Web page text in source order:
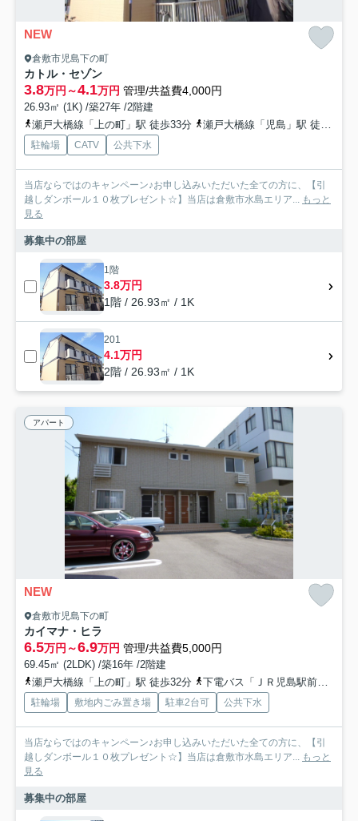
NEW
倉敷市児島下の町
カトル・セゾン
3.8万円～4.1万円 管理/共益費4,000円
26.93㎡ (1K) /築27年 /2階建
瀬戸大橋線「上の町」駅 徒歩33分
瀬戸大橋線「児島」駅 徒歩36分
駐輪場 CATV 公共下水
当店ならではのキャンペーン♪お申し込みいただいた全ての方に、【引
越しダンボール１０枚プレゼント☆】当店は倉敷市水島エリア... もっと
見る
募集中の部屋
1階
3.8万円
1階 / 26.93㎡ / 1K
201
4.1万円
2階 / 26.93㎡ / 1K
アパート
NEW
倉敷市児島下の町
カイマナ・ヒラ
6.5万円～6.9万円 管理/共益費5,000円
69.45㎡ (2LDK) /築16年 /2階建
瀬戸大橋線「上の町」駅 徒歩32分
下電バス「ＪＲ児島駅前」バス停下車 徒歩35分
駐輪場 敷地内ごみ置き場 駐車2台可 公共下水
当店ならではのキャンペーン♪お申し込みいただいた全ての方に、【引
越しダンボール１０枚プレゼント☆】当店は倉敷市水島エリア... もっと
見る
募集中の部屋